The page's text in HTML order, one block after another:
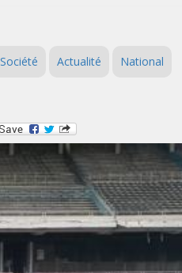
Société Actualité National